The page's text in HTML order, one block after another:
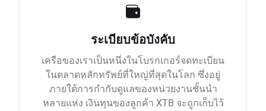
ระเบียบข้อบังคับ
เครือของเราเป็นหนึ่งในโบรกเกอร์จดทะเบียน
ในตลาดหลักทรัพย์ที่ใหญ่ที่สุดในโลก ซึ่งอยู่
ภายใต้การกำกับดูแลของหน่วยงานชั้นนำ
หลายแห่ง เงินทุนของลูกค้า XTB จะถูกเก็บไว้